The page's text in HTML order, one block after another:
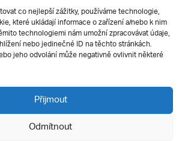
co nejlepší zážitky, používáme technologie,
které ukládají informace o zařízení a/nebo k nim
technologiemi nám umožní zpracovávat údaje,
nebo jedinečné ID na těchto stránkách.
jeho odvolání může negativně ovlivnit některé
Přijmout
Odmítnout
Pro uchazeče
Přijímací řízení
E-prihlaska
Přípravné kurzy